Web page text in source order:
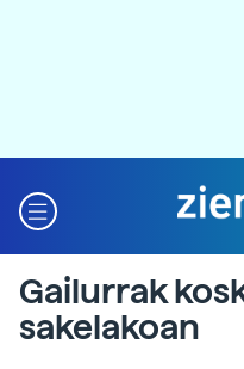
Gailurrak
sakelakoan